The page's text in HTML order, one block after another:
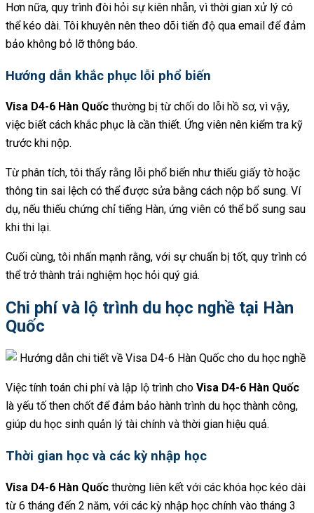
Hơn nữa, quy trình đòi hỏi sự kiên nhẫn, vì thời gian xử lý có
thể kéo dài. Tôi khuyên nên theo dõi tiến độ qua email để đảm
bảo không bỏ lỡ thông báo.
Hướng dẫn khắc phục lỗi phổ biến
Visa D4-6 Hàn Quốc thường bị từ chối do lỗi hồ sơ, vì vậy,
việc biết cách khắc phục là cần thiết. Ứng viên nên kiểm tra kỹ
trước khi nộp.
Từ phân tích, tôi thấy rằng lỗi phổ biến như thiếu giấy tờ hoặc
thông tin sai lệch có thể được sửa bằng cách nộp bổ sung. Ví
dụ, nếu thiếu chứng chỉ tiếng Hàn, ứng viên có thể bổ sung sau
khi thi lại.
Cuối cùng, tôi nhấn mạnh rằng, với sự chuẩn bị tốt, quy trình có
thể trở thành trải nghiệm học hỏi quý giá.
Chi phí và lộ trình du học nghề tại Hàn
Quốc
Việc tính toán chi phí và lập lộ trình cho Visa D4-6 Hàn Quốc
là yếu tố then chốt để đảm bảo hành trình du học thành công,
giúp du học sinh quản lý tài chính và thời gian hiệu quả.
Thời gian học và các kỳ nhập học
Visa D4-6 Hàn Quốc thường liên kết với các khóa học kéo dài
từ 6 tháng đến 2 năm, với các kỳ nhập học chính vào tháng 3